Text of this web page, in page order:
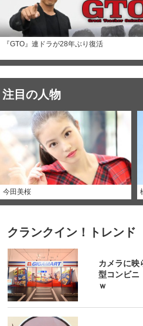
『GTO』連ドラが28年ぶり復活
注目の人物
今田美桜
クランクイン！トレン
カメラに
型コンビニ
ｗ